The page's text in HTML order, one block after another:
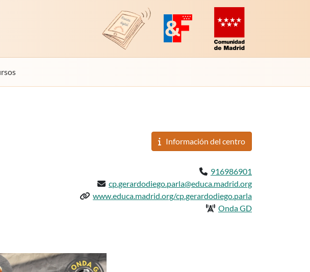
Revista Digital de EducaMadridPlataforma de Innovación y Formación
Comunidad de Madrid
Información del centro
Teléfono:
916986901
Email:cp.gerardodiego.parla@educa.madrid.org
Web del centro:
www.educa.madrid.org/cp.gerardodiego.parla
Radio del centro:
Onda GD
- Parla